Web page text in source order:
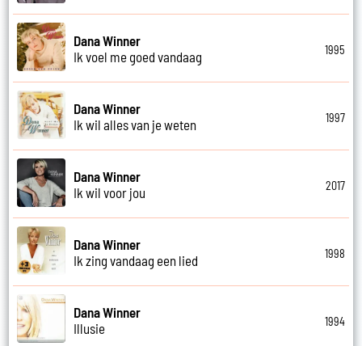
Dana Winner
Ik voel me goed vandaag
1995
Dana Winner
Ik wil alles van je weten
1997
Dana Winner
Ik wil voor jou
2017
Dana Winner
Ik zing vandaag een lied
1998
Dana Winner
Illusie
1994